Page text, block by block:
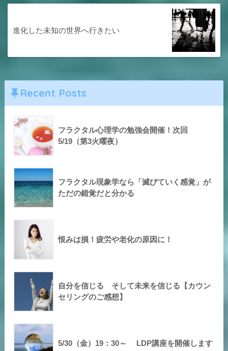
進化した未知の世界へ行きたい
Recent Posts
フラクタル心理学の勉強会開催！次回
5/19（第3火曜夜）
フラクタル現象学なら「滅びていく感覚」が
ただの錯覚だと分かる
恨みは損！疲労や老化の原因に！
自分を信じる そして未来を信じる【カウン
セリングのご感想】
5/30（金）19：30～ LDP講座を開催します